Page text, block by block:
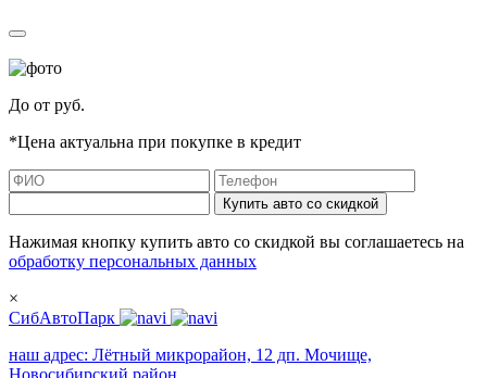
До от руб.
*Цена актуальна при покупке в кредит
Купить авто со скидкой
Нажимая кнопку купить авто со скидкой вы соглашаетесь на
обработку персональных данных
×
СибАвтоПарк
наш адрес: Лётный микрорайон, 12 дп. Мочище,
Новосибирский район